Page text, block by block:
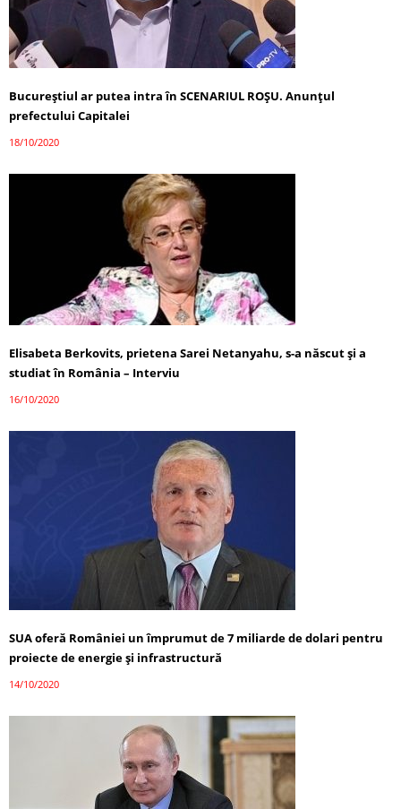
Bucureștiul ar putea intra în SCENARIUL ROȘU. Anunțul
prefectului Capitalei
18/10/2020
Elisabeta Berkovits, prietena Sarei Netanyahu, s-a născut și a
studiat în România – Interviu
16/10/2020
SUA oferă României un împrumut de 7 miliarde de dolari pentru
proiecte de energie și infrastructură
14/10/2020